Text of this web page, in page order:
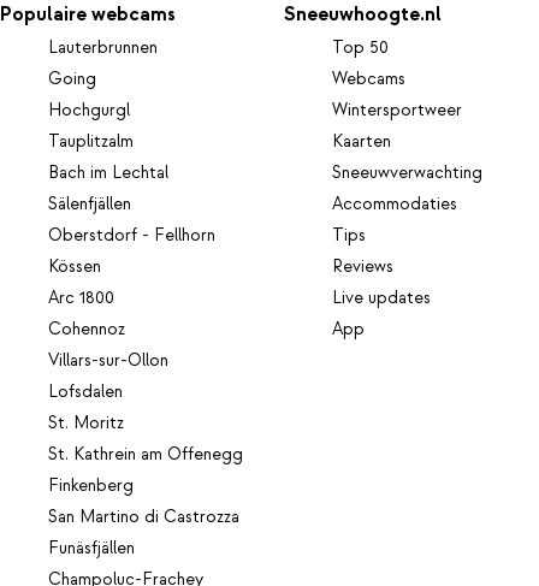
Populaire webcams
Lauterbrunnen
Going
Hochgurgl
Tauplitzalm
Bach im Lechtal
Sälenfjällen
Oberstdorf - Fellhorn
Kössen
Arc 1800
Cohennoz
Villars-sur-Ollon
Lofsdalen
St. Moritz
St. Kathrein am Offenegg
Finkenberg
San Martino di Castrozza
Funäsfjällen
Champoluc-Frachey
Sneeuwhoogte.nl
Top 50
Webcams
Wintersportweer
Kaarten
Sneeuwverwachting
Accommodaties
Tips
Reviews
Live updates
App